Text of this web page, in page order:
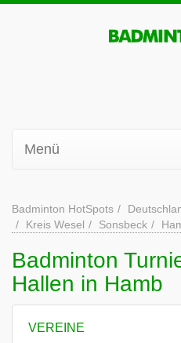
Menü
Badminton HotSpots
Kreis Wesel
Sonsbeck
Badminton
Hallen in Hamb
VEREINE